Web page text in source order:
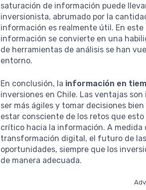
saturación de información puede
inversionista, abrumado por la
información es realmente útil. En
información se convierte en una
de herramientas de análisis se han
entorno.
En conclusión, la información en
inversiones en Chile. Las ventajas
ser más ágiles y tomar decisiones
estar consciente de los retos que
crítico hacia la información. A medida
transformación digital, el futuro de
oportunidades, siempre que los
de manera adecuada.